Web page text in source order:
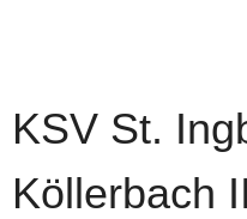
KSV St.
Köllerbach II